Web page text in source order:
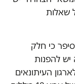
שאלות
כי חלק
יש להפנות
העיתונאים